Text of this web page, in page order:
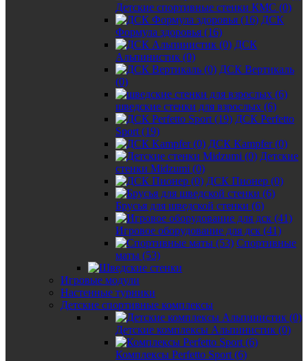
Детские спортивные стенки КМС (0)
ДСК
Формула здоровья (16)
ДСК
Альпинистик (0)
ДСК Вертикаль
(0)
шведские стенки для взрослых (6)
ДСК Perfetto
Sport (19)
ДСК Kampfer (0)
Детские
стенки Midzumi (0)
ДСК Пионер (0)
Брусья для шведской стенки (6)
Игровое оборудование для дск (41)
Спортивные
маты (53)
Игровые модули
Настенные турники
Детские спортивные комплексы
Детские комплексы Альпинистик (0)
Комплексы Perfetto Sport (6)